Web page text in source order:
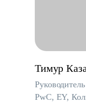
Тимур
PwC, EY,